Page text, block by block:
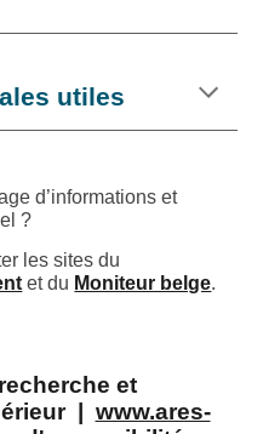
utiles
d’informations et
?
les sites du
et du Moniteur belge.
et
| www.ares-